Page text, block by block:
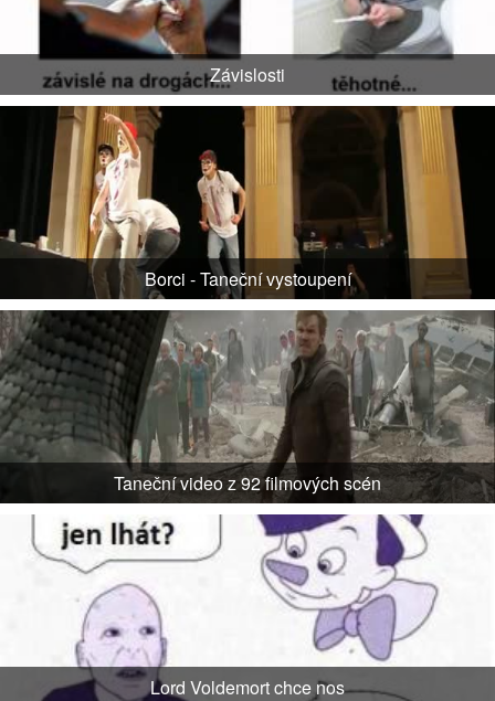
Závislosti
Borci - Taneční vystoupení
Taneční video z 92 filmových scén
Lord Voldemort chce nos